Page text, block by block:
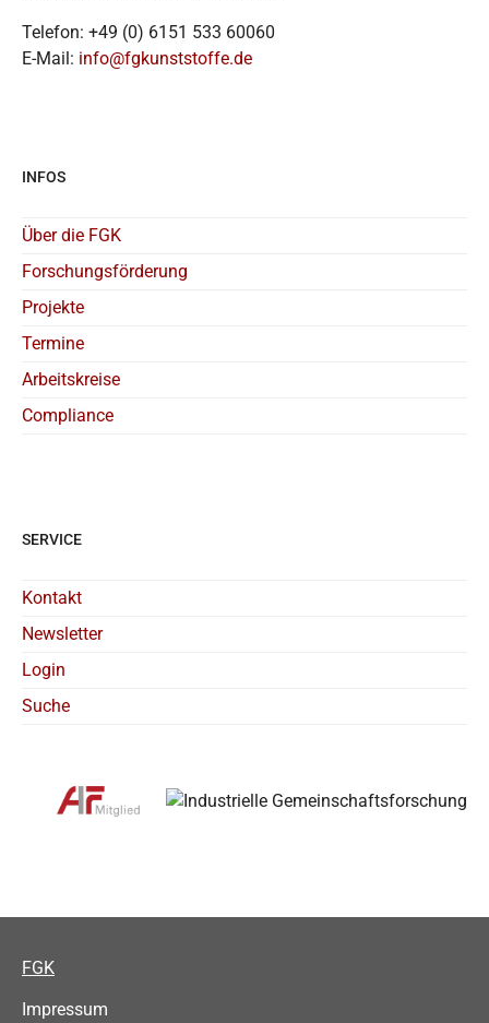
Telefon: +49 (0) 6151 533 60060
E-Mail: info@fgkunststoffe.de
INFOS
Über die FGK
Forschungsförderung
Projekte
Termine
Arbeitskreise
Compliance
SERVICE
Kontakt
Newsletter
Login
Suche
FGK
Impressum